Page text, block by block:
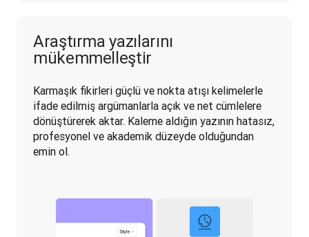
Araştırma yazılarını
mükemmelleştir
Karmaşık fikirleri güçlü ve nokta atışı kelimelerle
ifade edilmiş argümanlarla açık ve net cümlelere
dönüştürerek aktar. Kaleme aldığın yazının hatasız,
profesyonel ve akademik düzeyde olduğundan
emin ol.